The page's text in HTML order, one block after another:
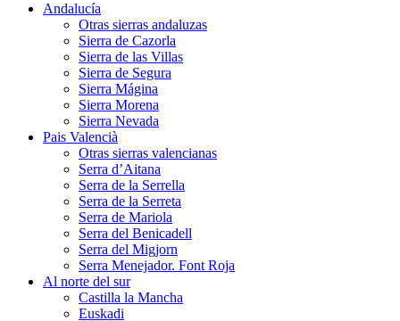
Andalucía
Otras sierras andaluzas
Sierra de Cazorla
Sierra de las Villas
Sierra de Segura
Sierra Mágina
Sierra Morena
Sierra Nevada
Pais Valencià
Otras sierras valencianas
Serra d’Aitana
Serra de la Serrella
Serra de la Serreta
Serra de Mariola
Serra del Benicadell
Serra del Migjorn
Serra Menejador. Font Roja
Al norte del sur
Castilla la Mancha
Euskadi